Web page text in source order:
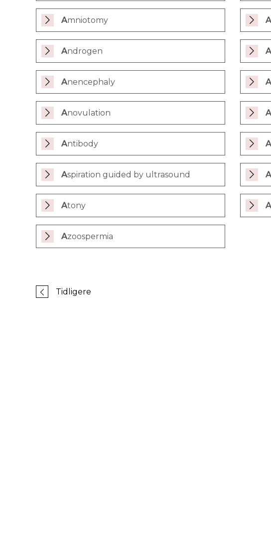
Amniotomy
Androgen
Anencephaly
Anovulation
Antibody
Aspiration guided by ultrasound
Atony
Azoospermia
Tidligere